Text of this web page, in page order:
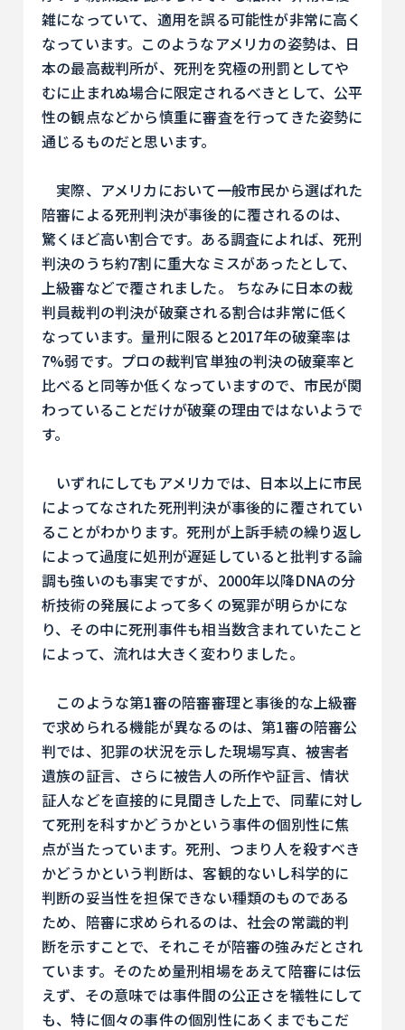
雑になっていて、適用を誤る可能性が非常に高く
なっています。このようなアメリカの姿勢は、日
本の最高裁判所が、死刑を究極の刑罰としてや
むに止まれぬ場合に限定されるべきとして、公平
性の観点などから慎重に審査を行ってきた姿勢に
通じるものだと思います。
実際、アメリカにおいて一般市民から選ばれた
陪審による死刑判決が事後的に覆されるのは、
驚くほど高い割合です。ある調査によれば、死刑
判決のうち約7割に重大なミスがあったとして、
上級審などで覆されました。 ちなみに日本の裁
判員裁判の判決が破棄される割合は非常に低く
なっています。量刑に限ると2017年の破棄率は
7%弱です。プロの裁判官単独の判決の破棄率と
比べると同等か低くなっていますので、市民が関
わっていることだけが破棄の理由ではないようで
す。
いずれにしてもアメリカでは、日本以上に市民
によってなされた死刑判決が事後的に覆されてい
ることがわかります。死刑が上訴手続の繰り返し
によって過度に処刑が遅延していると批判する論
調も強いのも事実ですが、2000年以降DNAの分
析技術の発展によって多くの冤罪が明らかにな
り、その中に死刑事件も相当数含まれていたこと
によって、流れは大きく変わりました。
このような第1審の陪審審理と事後的な上級審
で求められる機能が異なるのは、第1審の陪審公
判では、犯罪の状況を示した現場写真、被害者
遺族の証言、さらに被告人の所作や証言、情状
証人などを直接的に見聞きした上で、同輩に対し
て死刑を科すかどうかという事件の個別性に焦
点が当たっています。死刑、つまり人を殺すべき
かどうかという判断は、客観的ないし科学的に
判断の妥当性を担保できない種類のものである
ため、陪審に求められるのは、社会の常識的判
断を示すことで、それこそが陪審の強みだとされ
ています。そのため量刑相場をあえて陪審には伝
えず、その意味では事件間の公正さを犠牲にして
も、特に個々の事件の個別性にあくまでもこだ